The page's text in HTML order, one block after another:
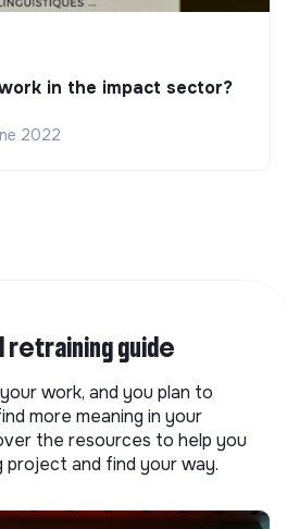
in the impact sector?
2022
guide
work, and you plan to
more meaning in your
the resources to help you
project and find your way.